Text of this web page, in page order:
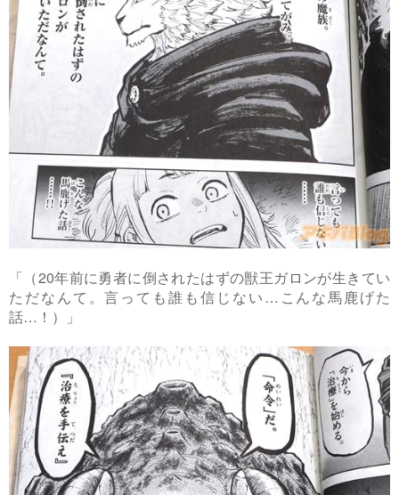
「（20年前に勇者に倒されたはずの獣王ガロンが生きてい
ただなんて。言っても誰も信じない…こんな馬鹿げた
話…！）」